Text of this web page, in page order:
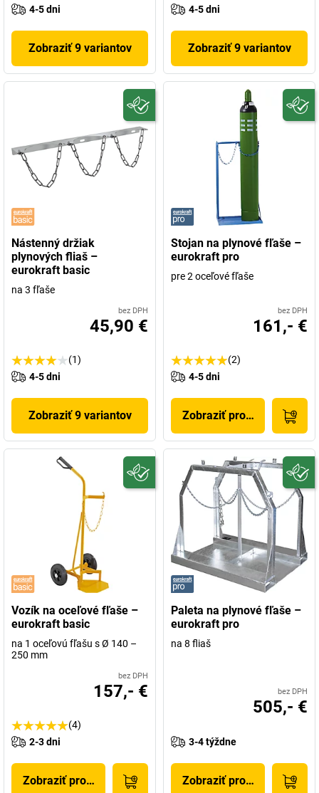
4-5 dni
Zobraziť 9 variantov
4-5 dni
Zobraziť 9 variantov
Nástenný držiak
plynových fliaš –
eurokraft basic
na 3 fľaše
bez DPH
45,90 €
(1)
4-5 dni
Zobraziť 9 variantov
Stojan na plynové fľaše –
eurokraft pro
pre 2 oceľové fľaše
bez DPH
161,- €
(2)
4-5 dni
Zobraziť produkt
Vozík na oceľové fľaše –
eurokraft basic
na 1 oceľovú fľašu s Ø 140 –
250 mm
bez DPH
157,- €
(4)
2-3 dni
Zobraziť produkt
Paleta na plynové fľaše –
eurokraft pro
na 8 fliaš
bez DPH
505,- €
3-4 týždne
Zobraziť produkt